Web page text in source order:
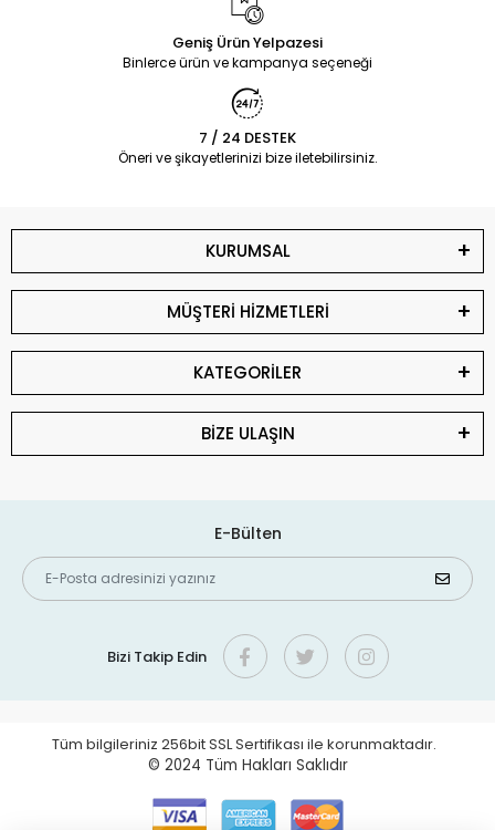
Geniş Ürün Yelpazesi
Binlerce ürün ve kampanya seçeneği
7 / 24 DESTEK
Öneri ve şikayetlerinizi bize iletebilirsiniz.
KURUMSAL
MÜŞTERİ HİZMETLERİ
KATEGORİLER
BİZE ULAŞIN
E-Bülten
Bizi Takip Edin
Tüm bilgileriniz 256bit SSL Sertifikası ile korunmaktadır.
© 2024 Tüm Hakları Saklıdır